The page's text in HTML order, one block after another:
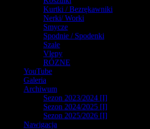
Kurtki / Bezrękawniki
Nerki/ Worki
Smycze
Spodnie / Spodenki
Szale
Vlepy
RÓZNE
YouTube
Galeria
Archiwum
Sezon 2023/2024 [I]
Sezon 2024/2025 [I]
Sezon 2025/2026 [I]
Nawigacja